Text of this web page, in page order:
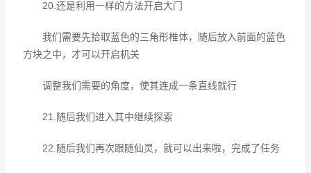
20.还是利用一样的方法开启大门
我们需要先拾取蓝色的三角形椎体，随后放入前面的蓝色
方块之中，才可以开启机关
调整我们需要的角度，使其连成一条直线就行
21.随后我们进入其中继续探索
22.随后我们再次跟随仙灵，就可以出来啦，完成了任务